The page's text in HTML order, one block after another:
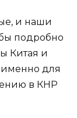
и наши
подробно
Китая и
для
в КНР